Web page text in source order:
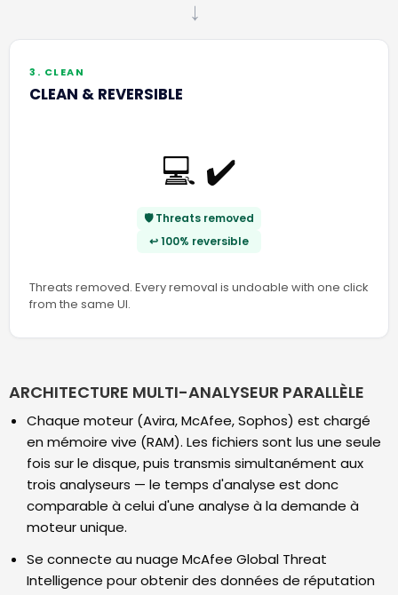
→
3. CLEAN
CLEAN & REVERSIBLE
💻 ✔️
🛡️ Threats removed
↩️ 100% reversible
Threats removed. Every removal is undoable with one click
from the same UI.
ARCHITECTURE MULTI-ANALYSEUR PARALLÈLE
Chaque moteur (Avira, McAfee, Sophos) est chargé
en mémoire vive (RAM). Les fichiers sont lus une seule
fois sur le disque, puis transmis simultanément aux
trois analyseurs — le temps d'analyse est donc
comparable à celui d'une analyse à la demande à
moteur unique.
Se connecte au nuage McAfee Global Threat
Intelligence pour obtenir des données de réputation